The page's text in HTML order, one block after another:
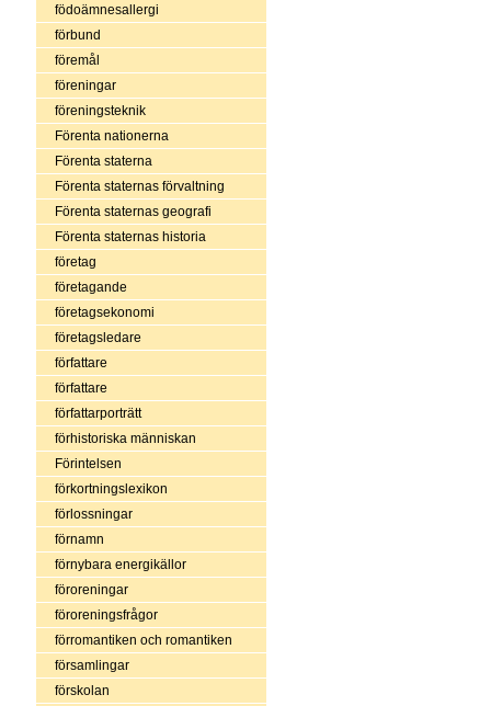
födoämnesallergi
förbund
föremål
föreningar
föreningsteknik
Förenta nationerna
Förenta staterna
Förenta staternas förvaltning
Förenta staternas geografi
Förenta staternas historia
företag
företagande
företagsekonomi
företagsledare
författare
författare
författarporträtt
förhistoriska människan
Förintelsen
förkortningslexikon
förlossningar
förnamn
förnybara energikällor
föroreningar
föroreningsfrågor
förromantiken och romantiken
församlingar
förskolan